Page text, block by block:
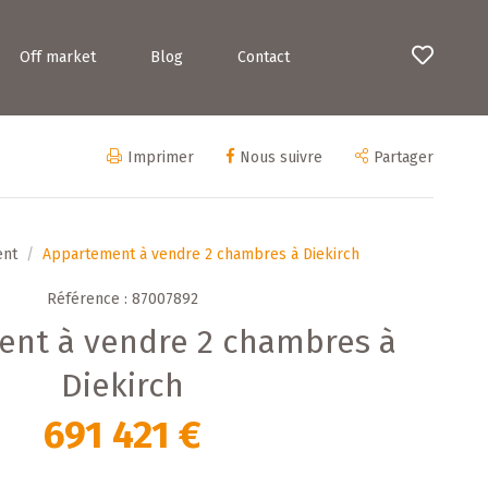
Off market Blog Contact
Imprimer Nous suivre Partager
Appartement à vendre 2 chambres à Diekirch
Référence : 87007892
à vendre 2 chambres à
Diekirch
691 421 €